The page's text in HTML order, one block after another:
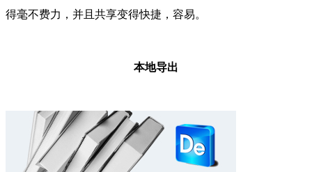
得毫不费力，并且共享变得快捷，容易。
本地导出